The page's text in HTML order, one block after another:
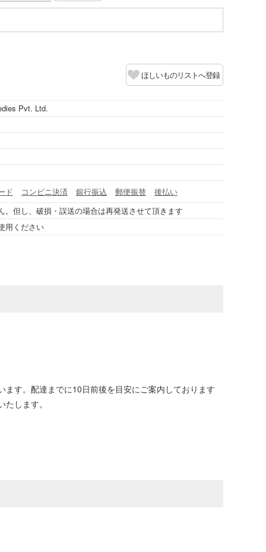
ほしいものリストへ登録
Pvt. Ltd.
ド コンビニ決済 銀行振込 郵便振替
後払い
。但し、破損・誤送の場合は再発送させて頂きます
用ください
す。配達までに10日前後を目安にご案内しております
します。